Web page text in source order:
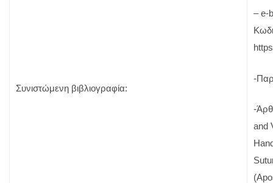
Συνιστώμενη βιβλιογραφία:
– e-
-
-
and